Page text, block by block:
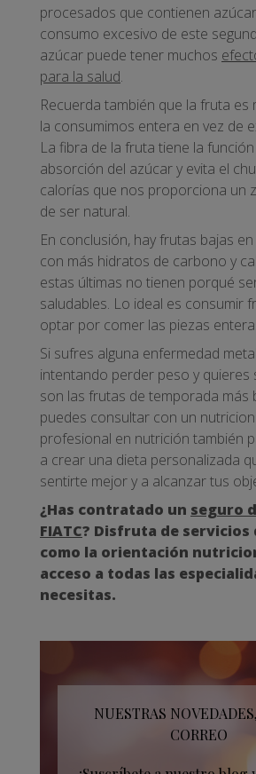
procesados que contienen
consumo excesivo de este
azúcar puede tener muchos
para la salud.
Recuerda también que la fruta es
la consumimos entera en vez de
La fibra de la fruta tiene la
absorción del azúcar y evita el
calorías que nos proporciona un
de ser natural.
En conclusión, hay frutas bajas
con más hidratos de carbono y
estas últimas no tienen porqué
saludables. Lo ideal es consumir
optar por comer las piezas
Si sufres alguna enfermedad
intentando perder peso y quieres
son las frutas de temporada más
puedes consultar con un
profesional en nutrición también
a crear una dieta personalizada
sentirte mejor y a alcanzar tus
¿Has contratado un seguro
FIATC? Disfruta de servicios
como la orientación
acceso a todas las
necesitas.
NUESTRAS
CORREO